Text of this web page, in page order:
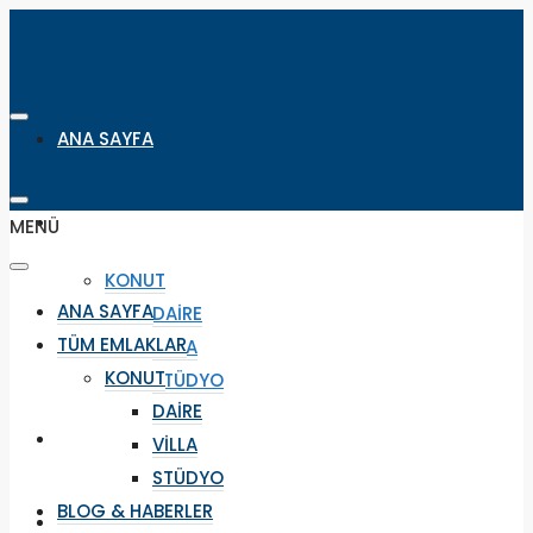
ANA SAYFA
TÜM EMLAKLAR
KONUT
DAIRE
VILLA
STÜDYO
BLOG & HABERLER
SEYAHAT & REZERVASYON
MENÜ
ANA SAYFA
TÜM EMLAKLAR
KONUT
DAIRE
VILLA
STÜDYO
BLOG & HABERLER